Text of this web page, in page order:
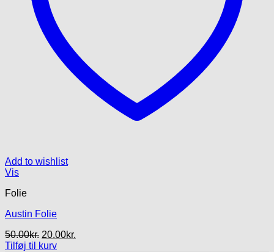
Add to wishlist
Vis
Folie
Austin Folie
50.00kr. Den
oprindelige
20.00kr.
Tilføj til kurv